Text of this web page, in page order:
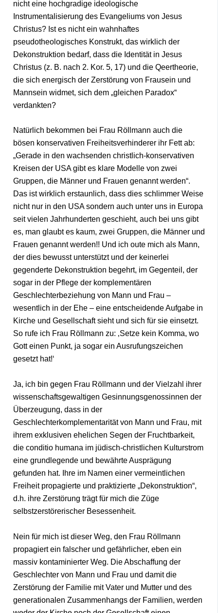
nicht eine hochgradige ideologische
Instrumentalisierung des Evangeliums von Jesus
Christus? Ist es nicht ein wahnhaftes
pseudotheologisches Konstrukt, das wirklich der
Dekonstruktion bedarf, dass die Identität in Jesus
Christus (z. B. nach 2. Kor. 5, 17) und die Qeertheorie,
die sich energisch der Zerstörung von Frausein und
Mannsein widmet, sich dem „gleichen Paradox“
verdankten?
Natürlich bekommen bei Frau Röllmann auch die
bösen konservativen Freiheitsverhinderer ihr Fett ab:
„Gerade in den wachsenden christlich-konservativen
Kreisen der USA gibt es klare Modelle von zwei
Gruppen, die Männer und Frauen genannt werden“.
Das ist wirklich erstaunlich, dass dies schlimmer Weise
nicht nur in den USA sondern auch unter uns in Europa
seit vielen Jahrhunderten geschieht, auch bei uns gibt
es, man glaubt es kaum, zwei Gruppen, die Männer und
Frauen genannt werden!! Und ich oute mich als Mann,
der dies bewusst unterstützt und der keinerlei
gegenderte Dekonstruktion begehrt, im Gegenteil, der
sogar in der Pflege der komplementären
Geschlechterbeziehung von Mann und Frau –
wesentlich in der Ehe – eine entscheidende Aufgabe in
Kirche und Gesellschaft sieht und sich für sie einsetzt.
So rufe ich Frau Röllmann zu: ‚Setze kein Komma, wo
Gott einen Punkt, ja sogar ein Ausrufungszeichen
gesetzt hat!‘
Ja, ich bin gegen Frau Röllmann und der Vielzahl ihrer
wissenschaftsgewaltigen Gesinnungsgenossinnen der
Überzeugung, dass in der
Geschlechterkomplementarität von Mann und Frau, mit
ihrem exklusiven ehelichen Segen der Fruchtbarkeit,
die conditio humana im jüdisch-christlichen Kulturstrom
eine grundlegende und bewährte Ausprägung
gefunden hat. Ihre im Namen einer vermeintlichen
Freiheit propagierte und praktizierte „Dekonstruktion“,
d.h. ihre Zerstörung trägt für mich die Züge
selbstzerstörerischer Besessenheit.
Nein für mich ist dieser Weg, den Frau Röllmann
propagiert ein falscher und gefährlicher, eben ein
massiv kontaminierter Weg. Die Abschaffung der
Geschlechter von Mann und Frau und damit die
Zerstörung der Familie mit Vater und Mutter und des
generationalen Zusammenhangs der Familien, werden